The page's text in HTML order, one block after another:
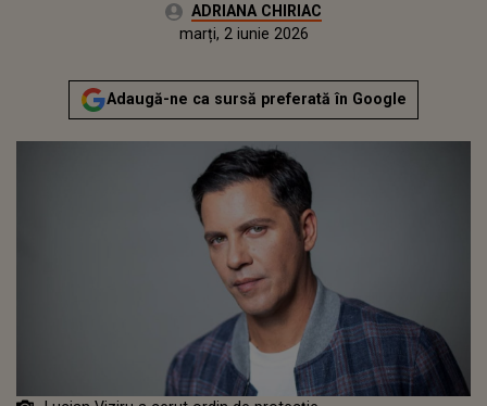
Autor:ADRIANA CHIRIAC
Publicat:
marți, 2 iunie 2026
Adaugă-ne ca sursă preferată în Google